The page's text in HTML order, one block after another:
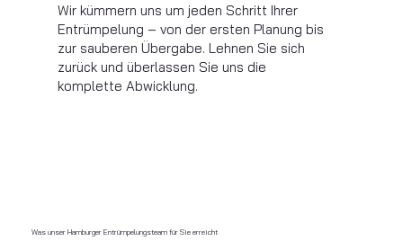
Wir kümmern uns um jeden Schritt Ihrer
Entrümpelung – von der ersten Planung bis
zur sauberen Übergabe. Lehnen Sie sich
zurück und überlassen Sie uns die
komplette Abwicklung.
Was unser Hamburger Entrümpelungsteam für Sie erreicht